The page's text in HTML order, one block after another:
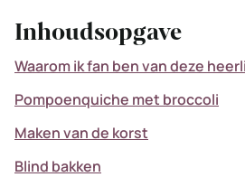
Inhoudsopgave
Waarom ik fan ben van deze
Pompoenquiche met broccoli
Maken van de korst
Blind bakken